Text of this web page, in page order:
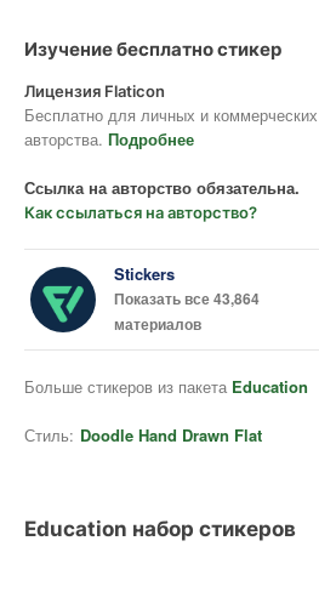
Изучение бесплатно стикер
Лицензия Flaticon
Бесплатно для личных и
авторства. Подробнее
Ссылка на авторство обязательна.
Как ссылаться на авторство?
Stickers
Показать все 43,864
материалов
Больше стикеров из пакета Education
Стиль: Doodle Hand Drawn Flat
Education набор стикеров